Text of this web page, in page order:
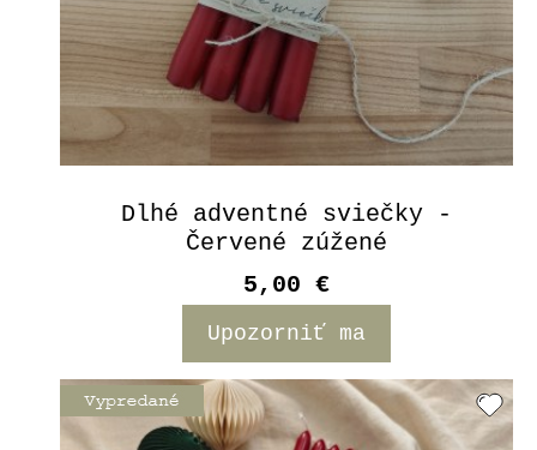
Dlhé adventné sviečky -
Červené zúžené
5,00 €
Upozorniť ma